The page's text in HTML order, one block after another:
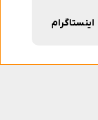
اینستاگرام